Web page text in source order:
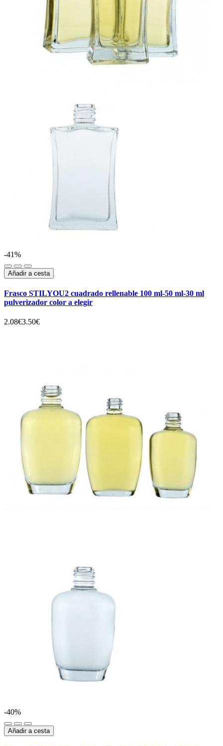
-41%
Añadir a cesta
Frasco STILYOU2 cuadrado rellenable 100 ml-50 ml-30 ml
pulverizador color a elegir
2.08€3.50€
-40%
Añadir a cesta